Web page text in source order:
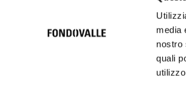
media
nostro
quali
© 2026 Ceramica Fondovalle S.p.A. SB |
Società soggetta alla direzione e
P.iva 00183500362